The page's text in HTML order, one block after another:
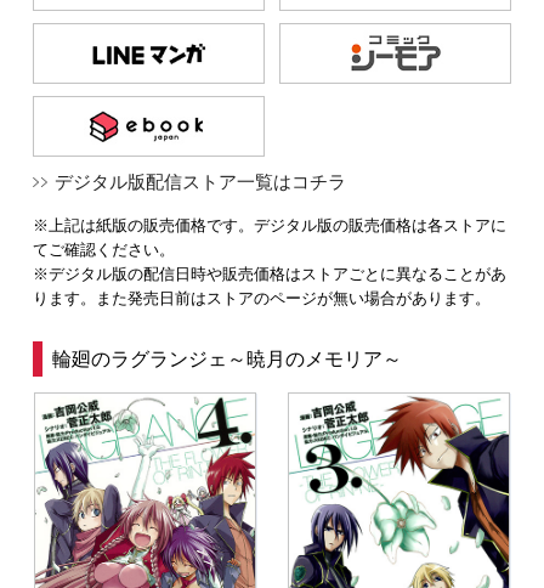
デジタル版配信ストア一覧はコチラ
※上記は紙版の販売価格です。デジタル版の販売価格は各ストアに
てご確認ください。
※デジタル版の配信日時や販売価格はストアごとに異なることがあ
ります。また発売日前はストアのページが無い場合があります。
輪廻のラグランジェ～暁月のメモリア～